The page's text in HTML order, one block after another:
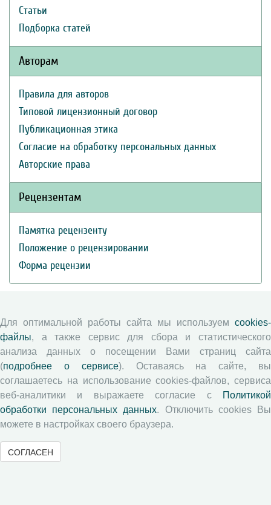
Статьи
Подборка статей
Авторам
Правила для авторов
Типовой лицензионный договор
Публикационная этика
Согласие на обработку персональных данных
Авторские права
Рецензентам
Памятка рецензенту
Положение о рецензировании
Форма рецензии
Экономические и социальные перемены
Проблемы развития территории
Вопросы территориального развития
Социальное пространство
Юный экономист
АгроЗооТехника
Для оптимальной работы сайта мы используем cookies-
файлы, а также сервис для сбора и статистического
анализа данных о посещении Вами страниц сайта
(подробнее о сервисе). Оставаясь на сайте, вы
соглашаетесь на использование cookies-файлов, сервиса
веб-аналитики и выражаете согласие с
Политикой
обработки персональных данных. Отключить cookies Вы
можете в настройках своего браузера.
СОГЛАСЕН